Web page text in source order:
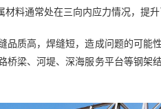
料通常处在三向内应力情况，提升
质高，焊缝短，造成问题的可能
梁、河堤、深海服务平台等钢架